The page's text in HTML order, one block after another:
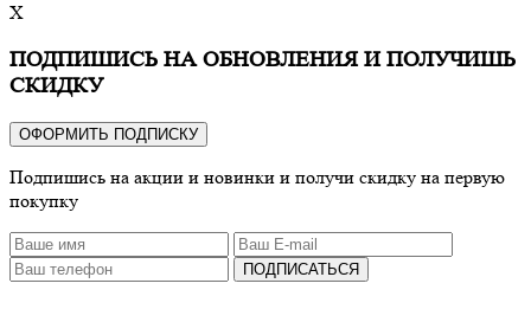
X
ПОДПИШИСЬ НА ОБНОВЛЕНИЯ И ПОЛУЧИШЬ
СКИДКУ
ОФОРМИТЬ ПОДПИСКУ
Подпишись на акции и новинки и получи скидку на первую
покупку
ПОДПИСАТЬСЯ